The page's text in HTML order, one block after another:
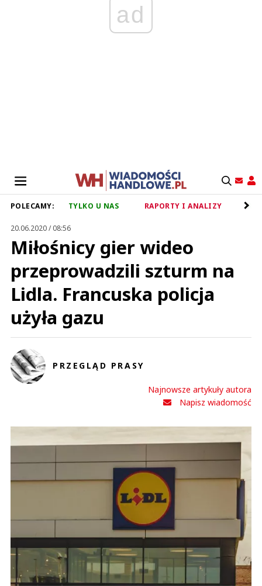
ad
POLECAMY: TYLKO U NAS RAPORTY I ANALIZY
20.06.2020 / 08:56
Miłośnicy gier wideo
przeprowadzili szturm na
Lidla. Francuska policja
użyła gazu
PRZEGLĄD PRASY
Najnowsze artykuły autora
Napisz wiadomość